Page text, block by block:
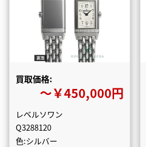
買取価格:
〜￥450,000円
レベルソワン
Q3288120
色:シルバー